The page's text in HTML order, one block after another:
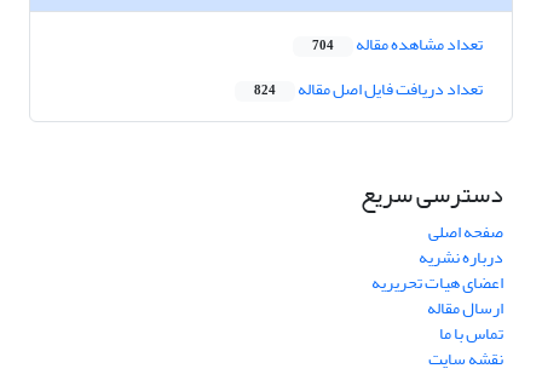
تعداد مشاهده مقاله 704
تعداد دریافت فایل اصل مقاله 824
دسترسی سریع
صفحه اصلی
درباره نشریه
اعضای هیات تحریریه
ارسال مقاله
تماس با ما
نقشه سایت